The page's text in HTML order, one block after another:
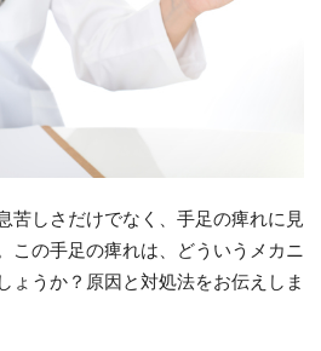
苦しさだけでなく、手足の痺れに見
この手足の痺れは、どういうメカニ
ょうか？原因と対処法をお伝えしま